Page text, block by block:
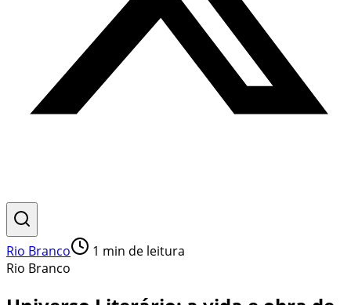
Rio Branco 1 min de leitura
Rio Branco